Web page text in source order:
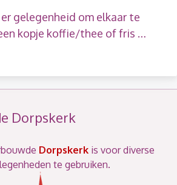
gelegenheid om elkaar te
kopje koffie/thee of fris …
Dorpskerk
Dorpskerk is voor diverse
te gebruiken.